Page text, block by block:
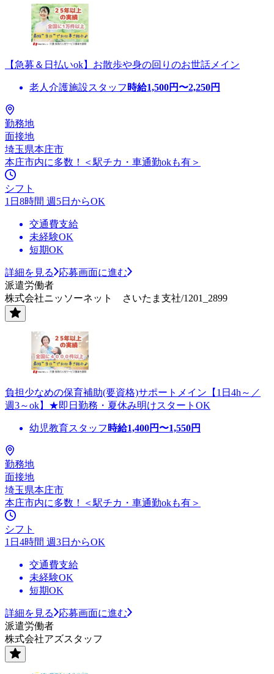
【急募＆日払いok】お散歩や身の回りのお世話メイン
老人介護施設スタッフ 時給1,500円〜2,250円
勤務地
面接地
埼玉県本庄市
本庄市内に多数！＜駅チカ・車通勤okも有＞
シフト
1日8時間 週5日からOK
交通費支給
未経験OK
短期OK
詳細を見る
応募画面に進む
派遣労働者
株式会社ニッソーネット さいたま支社/1201_2899
負担少なめの保育補助(要資格)サポートメイン【1日4h～／
週3～ok】★即日勤務・夏休み明けスタートOK
幼児教育スタッフ 時給1,400円〜1,550円
勤務地
面接地
埼玉県本庄市
本庄市内に多数！＜駅チカ・車通勤okも有＞
シフト
1日4時間 週3日からOK
交通費支給
未経験OK
短期OK
詳細を見る
応募画面に進む
派遣労働者
株式会社アズスタッフ